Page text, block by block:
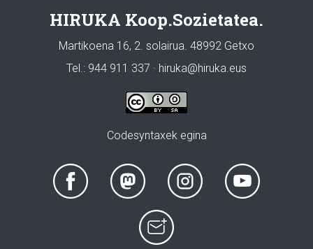
HIRUKA Koop.Sozietatea.
Martikoena 16, 2. solairua. 48992 Getxo
Tel.: 944 911 337 · hiruka@hiruka.eus
Codesyntaxek egina